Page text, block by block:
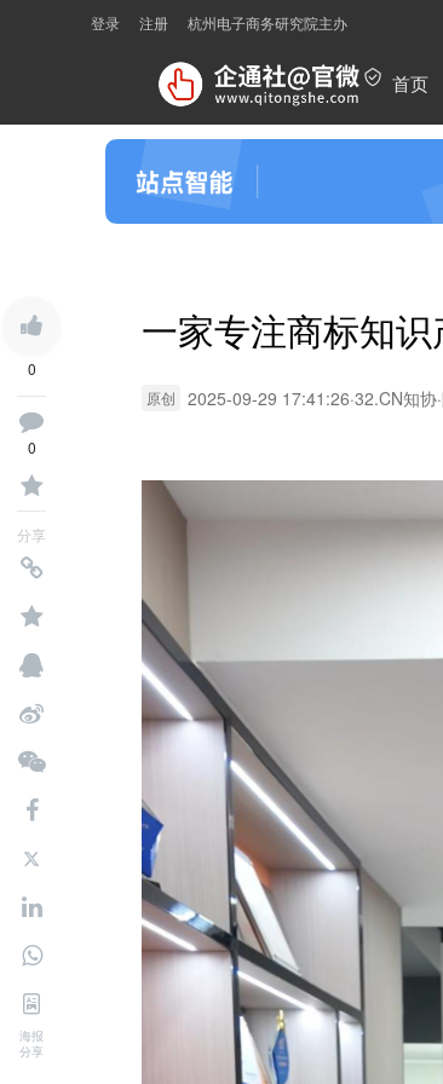
登录 注册 杭州电子商务研究院主办
首页
0
0
分享
海报
分享
一家专注商标知
原创 2025-09-29 17:41:26·32.CN知协·